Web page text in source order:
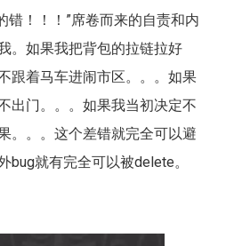
错！！！”席卷而来的自责和内
。如果我把背包的拉链拉好
跟着马车进闹市区。。。如果
出门。。。如果我当初决定不
。。。这个差错就完全可以避
bug就有完全可以被delete。